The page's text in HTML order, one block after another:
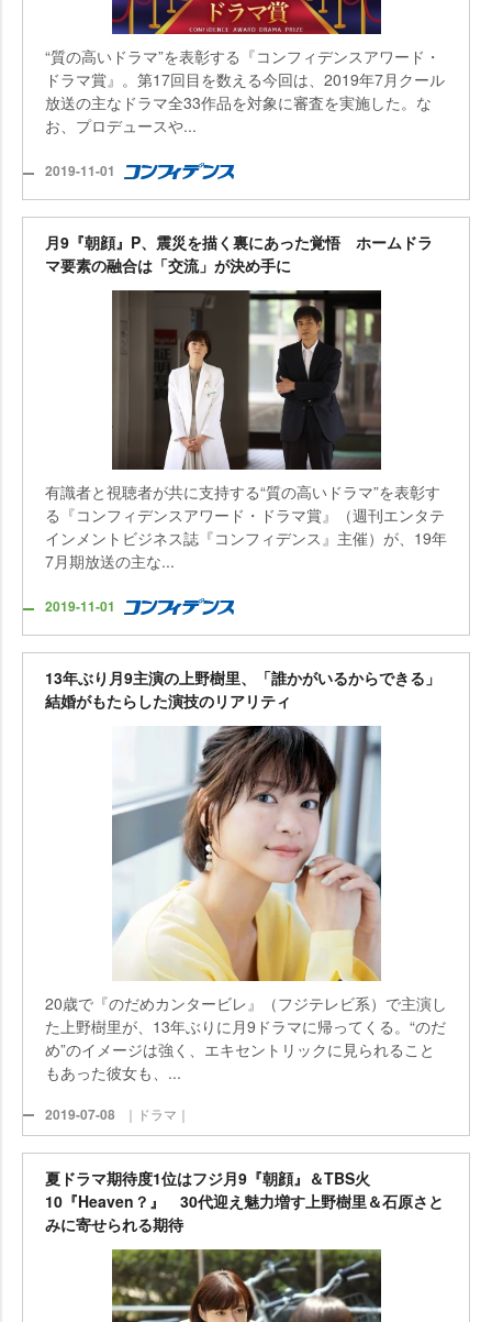
“質の高いドラマ”を表彰する『コンフィデンスアワード・
ドラマ賞』。第17回目を数える今回は、2019年7月クール
放送の主なドラマ全33作品を対象に審査を実施した。な
お、プロデュースや...
2019-11-01
月9『朝顔』P、震災を描く裏にあった覚悟 ホームドラ
マ要素の融合は「交流」が決め手に
有識者と視聴者が共に支持する“質の高いドラマ”を表彰す
る『コンフィデンスアワード・ドラマ賞』（週刊エンタテ
インメントビジネス誌『コンフィデンス』主催）が、19年
7月期放送の主な...
2019-11-01
13年ぶり月9主演の上野樹里、「誰かがいるからできる」
結婚がもたらした演技のリアリティ
20歳で『のだめカンタービレ』（フジテレビ系）で主演し
た上野樹里が、13年ぶりに月9ドラマに帰ってくる。“のだ
め”のイメージは強く、エキセントリックに見られること
もあった彼女も、...
2019-07-08 ｜ドラマ｜
夏ドラマ期待度1位はフジ月9『朝顔』＆TBS火
10『Heaven？』 30代迎え魅力増す上野樹里＆石原さと
みに寄せられる期待